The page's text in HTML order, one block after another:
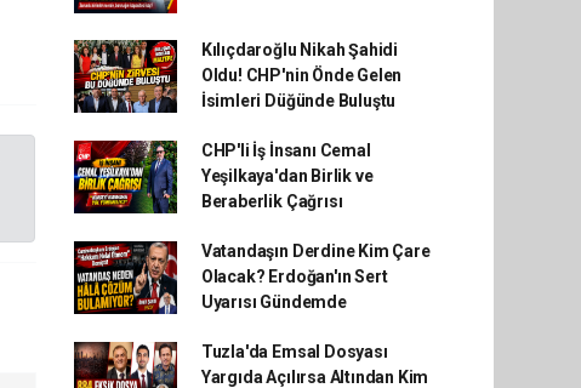
Kılıçdaroğlu Nikah Şahidi
Oldu! CHP'nin Önde Gelen
İsimleri Düğünde Buluştu
CHP'li İş İnsanı Cemal
Yeşilkaya'dan Birlik ve
Beraberlik Çağrısı
Vatandaşın Derdine Kim Çare
Olacak? Erdoğan'ın Sert
Uyarısı Gündemde
Tuzla'da Emsal Dosyası
Yargıda Açılırsa Altından Kim